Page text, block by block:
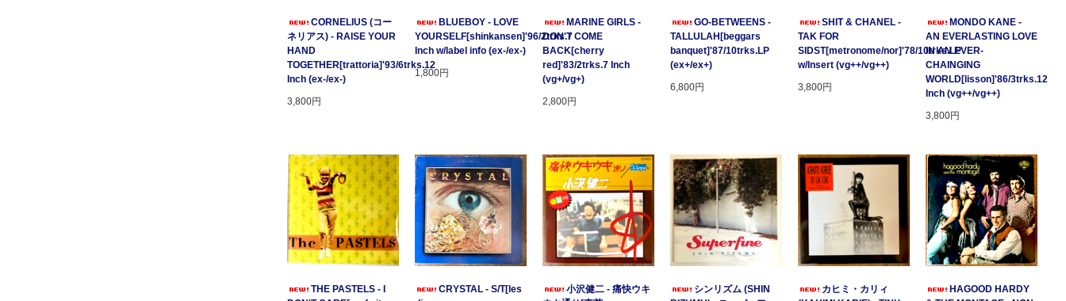
CORNELIUS (コー
ネリアス) - RAISE YOUR
HAND
TOGETHER[trattoria]'93/6trks.12
Inch (ex-/ex-)
3,800円
BLUEBOY - LOVE
YOURSELF[shinkansen]'96/2trks.7
Inch w/label info (ex-/ex-)
1,800円
MARINE GIRLS -
DON'T COME
BACK[cherry
red]'83/2trks.7 Inch
(vg+/vg+)
2,800円
GO-BETWEENS -
TALLULAH[beggars
banquet]'87/10trks.LP
(ex+/ex+)
6,800円
SHIT & CHANEL -
TAK FOR
SIDST[metronome/nor]'78/10trks.LP
w/Insert (vg++/vg++)
3,800円
MONDO KANE -
AN EVERLASTING LOVE
IN AN EVER-
CHAINGING
WORLD[lisson]'86/3trks.12
Inch (vg++/vg++)
3,800円
THE PASTELS - I
CRYSTAL - S/T[les
小沢健二 - 痛快ウキ
シンリズム (SHIN
カヒミ・カリィ
HAGOOD HARDY